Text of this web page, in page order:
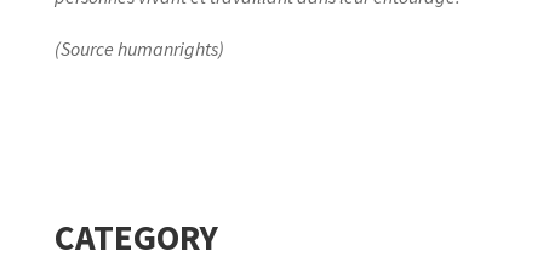
(Source humanrights)
CATEGORY